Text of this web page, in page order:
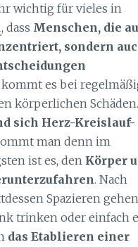
wichtig für vieles in
, dass Menschen, die
sondern
es bei
körperlichen
sich Herz-Kreislauf-
man denn im
ist es, den Körper
. Nach
Spazieren gehen
trinken oder einfach
das Etablieren einer